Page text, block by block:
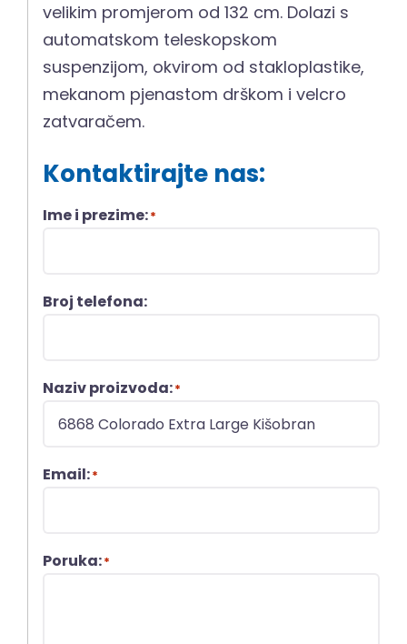
velikim promjerom od 132 cm. Dolazi s
automatskom teleskopskom
suspenzijom, okvirom od stakloplastike,
mekanom pjenastom drškom i velcro
zatvaračem.
Kontaktirajte nas:
Ime i prezime:*
Broj telefona:
Naziv proizvoda:*
Email:*
Poruka:*